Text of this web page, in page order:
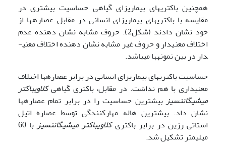
همچنین باکتری­های بیماری­زای گیاهی حساسیت بیشتری در
مقایسه با باکتری­های بیماری­زای انسانی در مقابل عصاره­ها از
خود نشان دادند (شکل2). حروف مشابه نشان دهنده عدم
اختلاف معنی­دار و حروف غیر مشابه نشان دهنده اختلاف معنی­
دار در بین نمونه­ها می­باشد.
حساسیت باکتری­های بیماری­زای انسانی در برابر عصاره­ها اختلاف
معنی­داری با هم نداشت. در مقابل، باکتری گیاهیکلاویباکتر
میشیگاننسیزبیشترین حساسیت را در برابر تمام عصاره­ها
نشان داد. بیشترین هاله مهارکنندگی توسط عصاره اتیل
استاتی رزین در برابر باکتری­کلاویباکتر میشیگاننسیز
با 60
میلی­متر تشکیل شد.